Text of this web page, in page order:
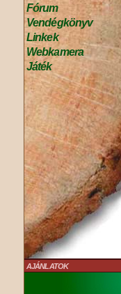
Fórum
Vendégkönyv
Linkek
Webkamera
Játék
AJÁNLATOK